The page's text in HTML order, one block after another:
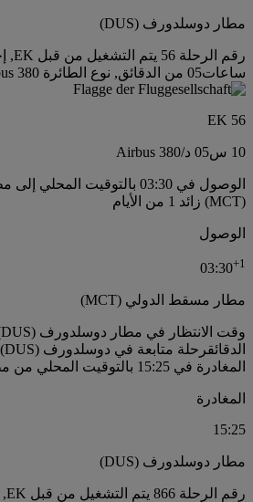
مطار دوسلدورف (DUS)
ساعات05 من الدقائق, نوع الطائرة Airbus 380
EK 56
10 س 05 د /
Airbus 380
الوصول في 03:30 بالتوقيت
(MCT) زائد 1 من الأيام
الوصول
03:30+1
مطار مسقط الدولي (MCT)
الدقائقرحلة متابعة في دوسلدورف (DUS): 1 س و45 د
المغادرة في 15:25 بالتوقيت المحلي من مطار دوسلدورف (DUS)
المغادرة
15:25
مطار دوسلدورف (DUS)